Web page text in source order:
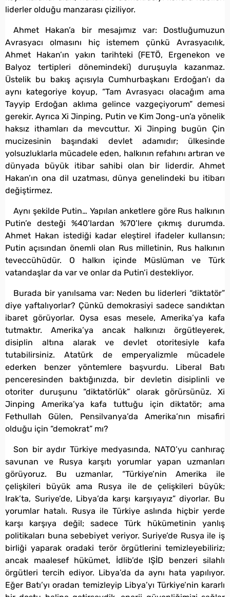
liderler olduğu manzarası çiziliyor.
Ahmet Hakan’a bir mesajımız var: Dostluğumuzun
Avrasyacı olmasını hiç istemem çünkü Avrasyacılık,
Ahmet Hakan’ın yakın tarihteki (FETÖ, Ergenekon ve
Balyoz tertipleri dönemindeki) duruşuyla kazanmaz.
Üstelik bu bakış açısıyla Cumhurbaşkanı Erdoğan’ı da
aynı kategoriye koyup, “Tam Avrasyacı olacağım ama
Tayyip Erdoğan aklıma gelince vazgeçiyorum” demesi
gerekir. Ayrıca Xi Jinping, Putin ve Kim Jong-un’a yönelik
haksız ithamları da mevcuttur. Xi Jinping bugün Çin
mucizesinin başındaki devlet adamıdır; ülkesinde
yolsuzluklarla mücadele eden, halkının refahını artıran ve
dünyada büyük itibar sahibi olan bir liderdir. Ahmet
Hakan’ın ona dil uzatması, dünya genelindeki bu itibarı
değiştirmez.
Aynı şekilde Putin… Yapılan anketlere göre Rus halkının
Putin’e desteği %40’lardan %70’lere çıkmış durumda.
Ahmet Hakan istediği kadar eleştirel ifadeler kullansın;
Putin açısından önemli olan Rus milletinin, Rus halkının
teveccühüdür. O halkın içinde Müslüman ve Türk
vatandaşlar da var ve onlar da Putin’i destekliyor.
Burada bir yanılsama var: Neden bu liderleri “diktatör”
diye yaftalıyorlar? Çünkü demokrasiyi sadece sandıktan
ibaret görüyorlar. Oysa esas mesele, Amerika’ya kafa
tutmaktır. Amerika’ya ancak halkınızı örgütleyerek,
disiplin altına alarak ve devlet otoritesiyle kafa
tutabilirsiniz. Atatürk de emperyalizmle mücadele
ederken benzer yöntemlere başvurdu. Liberal Batı
penceresinden baktığınızda, bir devletin disiplinli ve
otoriter duruşunu “diktatörlük” olarak görürsünüz. Xi
Jinping Amerika’ya kafa tuttuğu için diktatör; ama
Fethullah Gülen, Pensilvanya’da Amerika’nın misafiri
olduğu için “demokrat” mı?
Son bir aydır Türkiye medyasında, NATO’yu canhıraç
savunan ve Rusya karşıtı yorumlar yapan uzmanları
görüyoruz. Bu uzmanlar, “Türkiye’nin Amerika ile
çelişkileri büyük ama Rusya ile de çelişkileri büyük;
Irak’ta, Suriye’de, Libya’da karşı karşıyayız” diyorlar. Bu
yorumlar hatalı. Rusya ile Türkiye aslında hiçbir yerde
karşı karşıya değil; sadece Türk hükümetinin yanlış
politikaları buna sebebiyet veriyor. Suriye’de Rusya ile iş
birliği yaparak oradaki terör örgütlerini temizleyebiliriz;
ancak maalesef hükümet, İdlib’de IŞİD benzeri silahlı
örgütleri tercih ediyor. Libya’da da aynı hata yapılıyor.
Eğer Batı’yı oradan temizleyip Libya’yı Türkiye’nin kararlı